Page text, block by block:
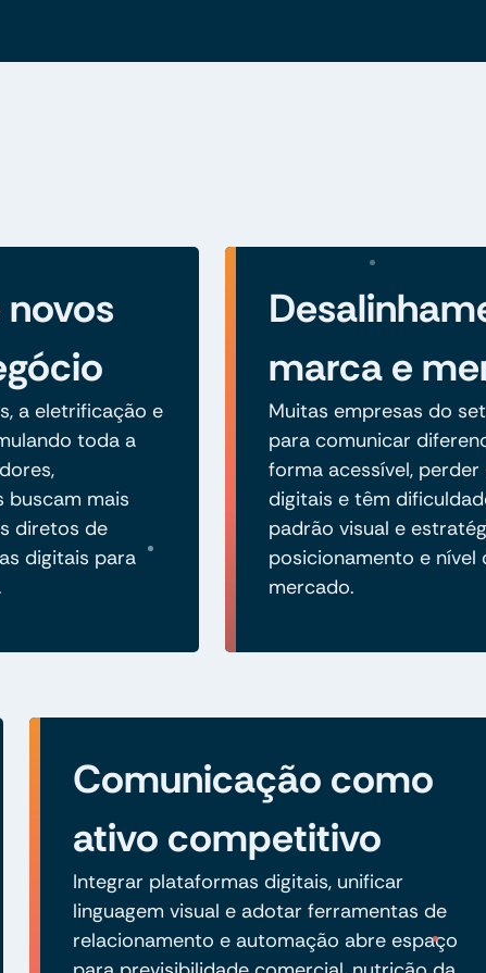
a eletrificação e
toda a
buscam mais
diretos de
digitais para
marca e
Muitas empresas do
para comunicar
forma acessível,
digitais e têm
padrão visual e
posicionamento e nível
mercado.
Comunicação como
ativo competitivo
Integrar plataformas digitais, unificar
linguagem visual e adotar ferramentas de
relacionamento e automação abre espaço